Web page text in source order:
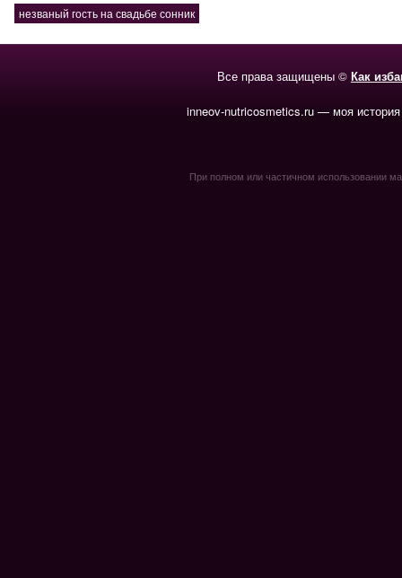
незваный гость на свадьбе сонник
Все права защищены © Как
inneov-nutricosmetics.ru — моя
При полном или частичном использовании